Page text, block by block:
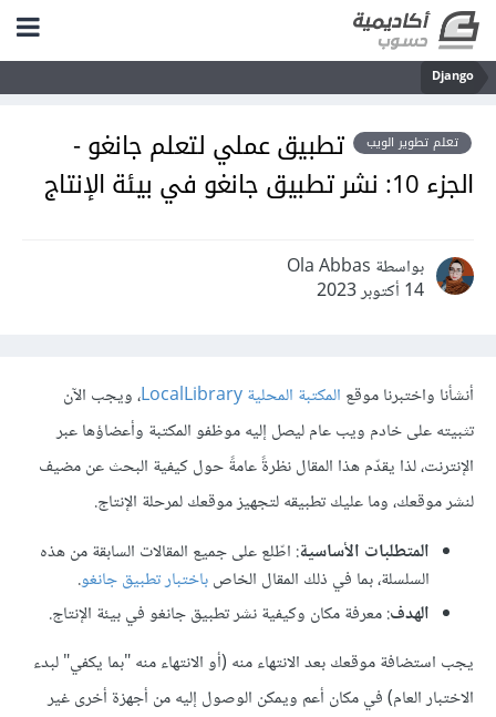
Django
تعلم تطوير الويب
تطبيق عملي لتعلم جانغو -
الجزء 10: نشر تطبيق جانغو في بيئة الإنتاج
بواسطة Ola Abbas
14 أكتوبر 2023
أنشأنا واختبرنا موقع المكتبة المحلية LocalLibrary
، ويجب الآن
تثبيته على خادم ويب عام ليصل إليه موظفو المكتبة وأعضاؤها عبر
الإنترنت، لذا يقدّم هذا المقال نظرةً عامةً حول كيفية البحث عن مضيف
لنشر موقعك، وما عليك تطبيقه لتجهيز موقعك لمرحلة الإنتاج.
المتطلبات الأساسية: اطّلع على جميع المقالات السابقة من هذه
السلسلة، بما في ذلك المقال الخاصباختبار تطبيق جانغو.
الهدف: معرفة مكان وكيفية نشر تطبيق جانغو في بيئة الإنتاج.
يجب استضافة موقعك بعد الانتهاء منه (أو الانتهاء منه "بما يكفي" لبدء
الاختبار العام) في مكان أعم ويمكن الوصول إليه من أجهزة أخرى غير